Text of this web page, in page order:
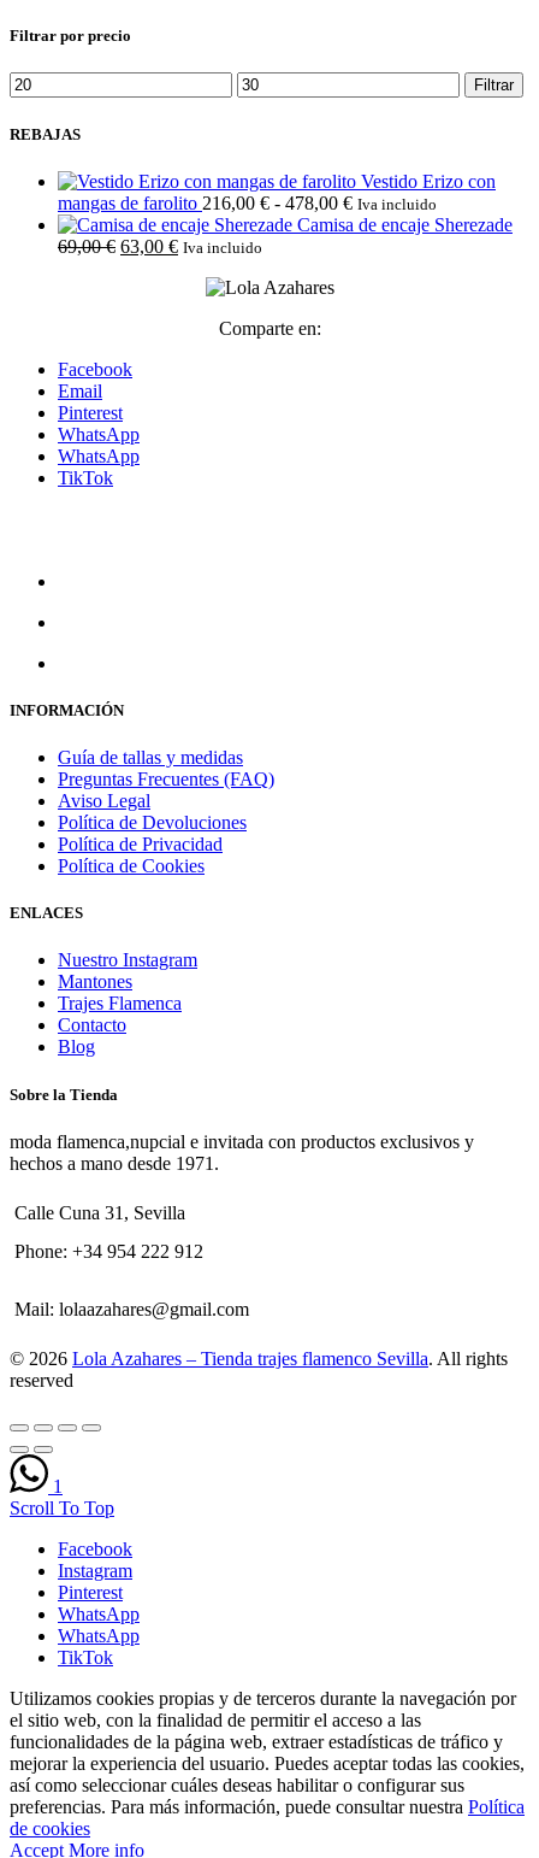
Filtrar por precio
Precio
mínimo
Precio
máximo
Filtrar
REBAJAS
Vestido Erizo con
mangas de farolito 216,00 € - 478,00 €Rango
de
Iva incluido
Camisa de encaje Sherezade
69,00€ El
63,00 €El
actual
63,00 €.
Iva incluido
Comparte en:
Facebook
Email
Pinterest
WhatsApp
WhatsApp
TikTok
INFORMACIÓN
Guía de tallas y medidas
Preguntas Frecuentes (FAQ)
Aviso Legal
Política de Devoluciones
Política de Privacidad
Política de Cookies
ENLACES
Nuestro Instagram
Mantones
Trajes Flamenca
Contacto
Blog
Sobre la Tienda
moda flamenca,nupcial e invitada con productos exclusivos y
hechos a mano desde 1971.
Calle Cuna 31, Sevilla
Phone: +34 954 222 912
Mail: lolaazahares@gmail.com
© 2026 Lola Azahares – Tienda trajes flamenco Sevilla. All rights
reserved
1
Scroll To Top
Facebook
Instagram
Pinterest
WhatsApp
WhatsApp
TikTok
Utilizamos cookies propias y de terceros durante la navegación por
el sitio web, con la finalidad de permitir el acceso a las
funcionalidades de la página web, extraer estadísticas de tráfico y
mejorar la experiencia del usuario. Puedes aceptar todas las cookies,
así como seleccionar cuáles deseas habilitar o configurar sus
preferencias. Para más información, puede consultar nuestra Política
de cookies
Accept More info